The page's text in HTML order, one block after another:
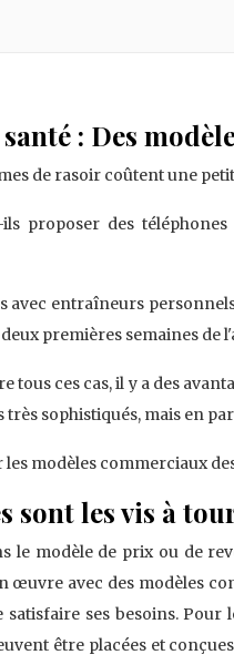
: Des
de rasoir coûtent une
proposer des
entraîneurs
premières semaines de
tous ces cas, il y a des
sophistiqués, mais en
modèles commerciaux
sont les vis à
modèle de prix ou de
œuvre avec des modèles
ses besoins.
être placées et